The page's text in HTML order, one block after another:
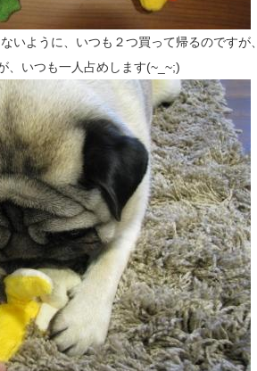
いように、いつも２つ買って帰るのですが、
、いつも一人占めします(~_~;)